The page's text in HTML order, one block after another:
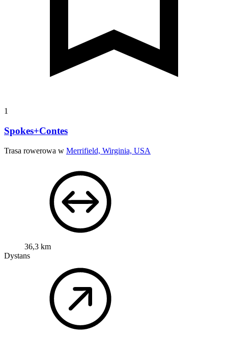
1
Spokes+Contes
Trasa rowerowa w Merrifield, Wirginia, USA
36,3 km
Dystans